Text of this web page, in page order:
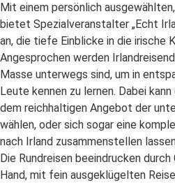
Mit einem persönlich
bietet Spezialveranstalter „Echt
an, die tiefe Einblicke in die irische
Angesprochen werden
Masse unterwegs sind, um in
Leute kennen zu lernen. Dabei
dem reichhaltigen Angebot der
wählen, oder sich sogar eine
nach Irland zusammenstellen
Die Rundreisen beeindrucken
Hand, mit fein ausgeklügelten